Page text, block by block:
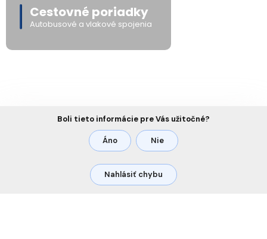
Cestovné poriadky
Autobusové a vlakové spojenia
Boli tieto informácie pre Vás užitočné?
Áno Nie
Nahlásiť chybu